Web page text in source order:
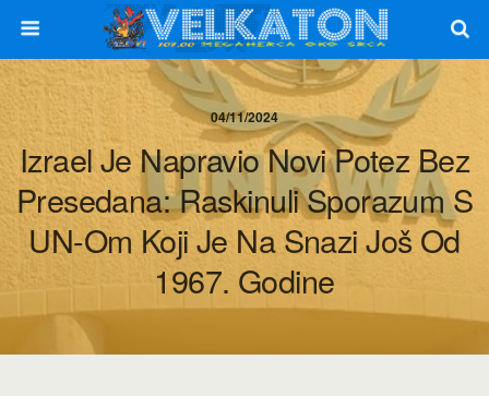
04/11/2024
Izrael Je Napravio Novi Potez Bez
Presedana: Raskinuli Sporazum S
UN-Om Koji Je Na Snazi Još Od
1967. Godine